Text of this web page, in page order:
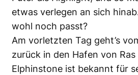
etwas verlegen an sich
wohl noch passt?
Am vorletzten Tag geht’s
zurück in den Hafen von Ras
Elphinstone ist bekannt für